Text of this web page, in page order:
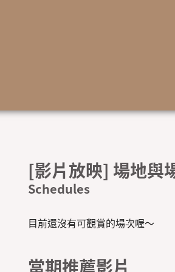
[影片放映] 場地與
目前還沒有可觀賞的場次喔～
當期推薦影片